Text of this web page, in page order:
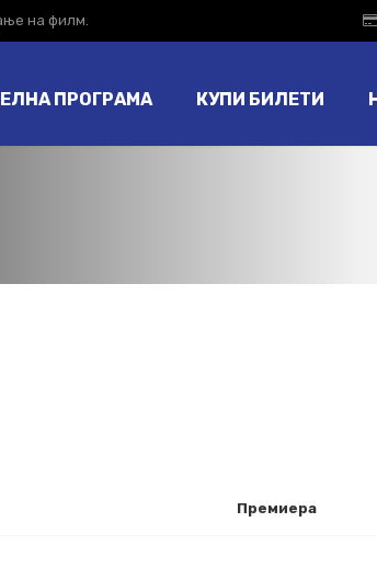
на филм.
ПРОГРАМА КУПИ БИЛЕТИ
Премиера